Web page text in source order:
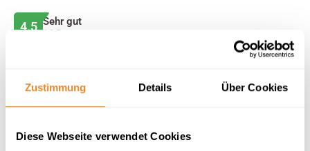
Zustimmung Details Über Cookies
Diese Webseite verwendet Cookies
4.5 Sehr gut
16 Bewertungen